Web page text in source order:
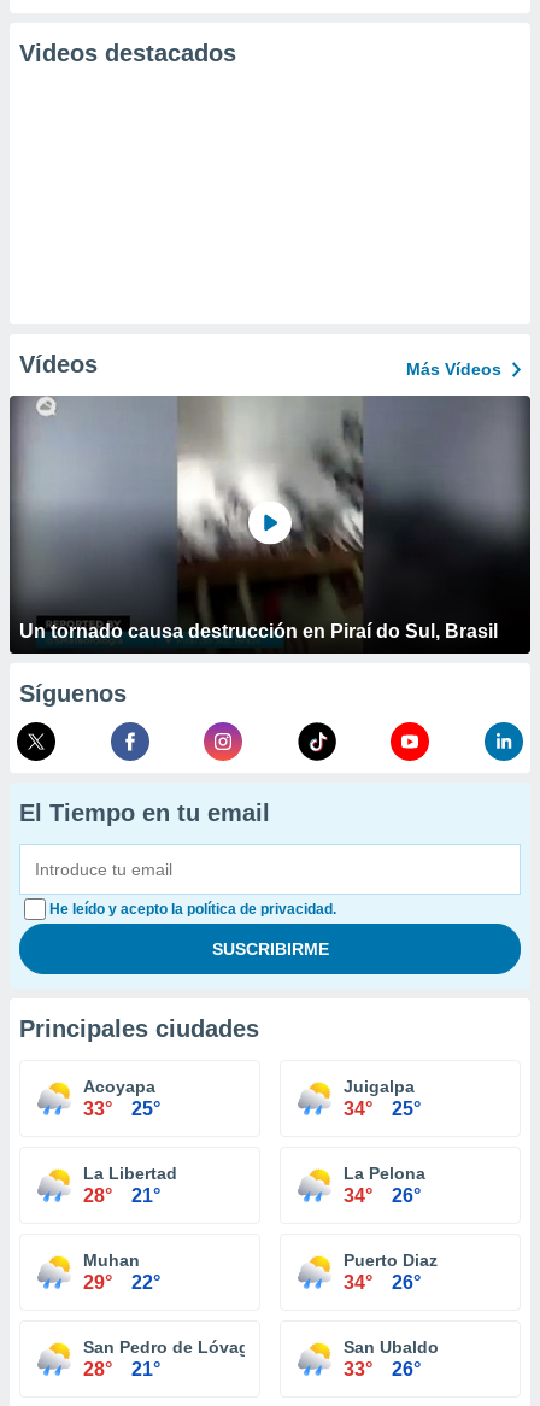
Videos destacados
Vídeos Más Vídeos
Un tornado causa destrucción en Piraí do Sul, Brasil
Síguenos
El Tiempo en tu email
He leído y acepto la política de privacidad.
Principales ciudades
Acoyapa
33° 25°
Juigalpa
34° 25°
La Libertad
28° 21°
La Pelona
34° 26°
Muhan
29° 22°
Puerto Diaz
34° 26°
San Pedro de Lóvago
28° 21°
San Ubaldo
33° 26°